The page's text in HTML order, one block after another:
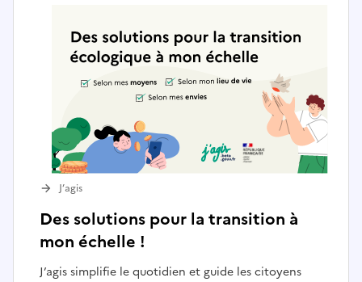
Des solutions pour la transition à
mon échelle !
J’agis simplifie le quotidien et guide les citoyens
J’agis